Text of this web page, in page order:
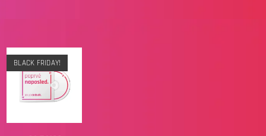
BLACK FRIDAY!